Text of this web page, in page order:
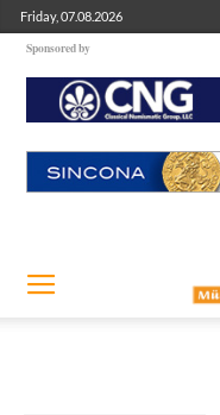
Friday, 07.08.2026
Sponsored by